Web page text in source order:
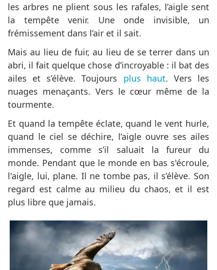
les arbres ne plient sous les rafales, l’aigle sent
la tempête venir. Une onde invisible, un
frémissement dans l’air et il sait.
Mais au lieu de fuir, au lieu de se terrer dans un
abri, il fait quelque chose d’incroyable : il bat des
ailes et s’élève. Toujours plus haut. Vers les
nuages menaçants. Vers le cœur même de la
tourmente.
Et quand la tempête éclate, quand le vent hurle,
quand le ciel se déchire, l’aigle ouvre ses ailes
immenses, comme s’il saluait la fureur du
monde. Pendant que le monde en bas s'écroule,
l'aigle, lui, plane. Il ne tombe pas, il s’élève. Son
regard est calme au milieu du chaos, et il est
plus libre que jamais.